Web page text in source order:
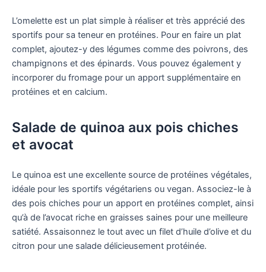
L’omelette est un plat simple à réaliser et très apprécié des
sportifs pour sa teneur en protéines. Pour en faire un plat
complet, ajoutez-y des légumes comme des poivrons, des
champignons et des épinards. Vous pouvez également y
incorporer du fromage pour un apport supplémentaire en
protéines et en calcium.
Salade de quinoa aux pois chiches
et avocat
Le quinoa est une excellente source de protéines végétales,
idéale pour les sportifs végétariens ou vegan. Associez-le à
des pois chiches pour un apport en protéines complet, ainsi
qu’à de l’avocat riche en graisses saines pour une meilleure
satiété. Assaisonnez le tout avec un filet d’huile d’olive et du
citron pour une salade délicieusement protéinée.